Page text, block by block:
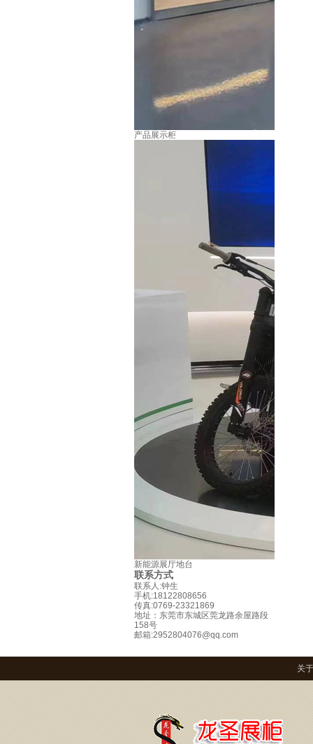
产品展示柜
新能源展厅地台
联系方式
联系人:钟生
手机:18122808656
传真:0769-23321869
地址：东莞市东城区莞龙路余屋路段
158号
邮箱:2952804076@qq.com
关